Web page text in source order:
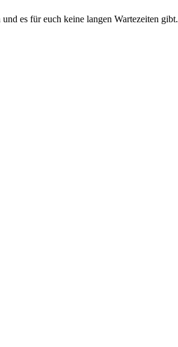
es für euch keine langen Wartezeiten gibt.